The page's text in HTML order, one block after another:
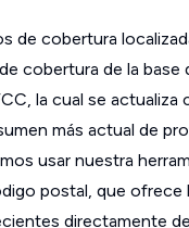
de cobertura
cobertura de la base
la cual se actualiza
más actual de
usar nuestra
postal, que ofrece
directamente